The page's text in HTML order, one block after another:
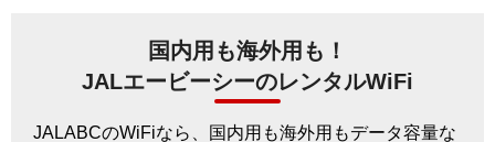
国内用も海外用も！
JALエービーシーのレンタルWiFi
JALABCのWiFiなら、国内用も海外用もデータ容量な